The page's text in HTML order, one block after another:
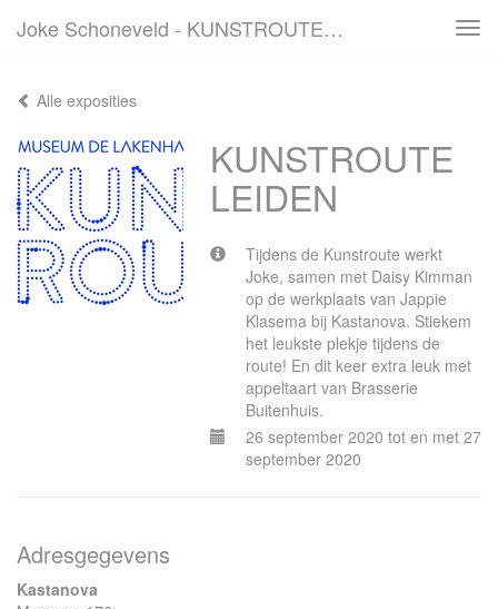
Joke Schoneveld - KUNSTROUTE LEIDEN
Alle exposities
KUNSTROUTE
LEIDEN
Tijdens de Kunstroute werkt
Joke, samen met Daisy Kimman
op de werkplaats van Jappie
Klasema bij Kastanova. Stiekem
het leukste plekje tijdens de
route! En dit keer extra leuk met
appeltaart van Brasserie
Buitenhuis.
26 september 2020 tot en met 27
september 2020
Adresgegevens
Kastanova